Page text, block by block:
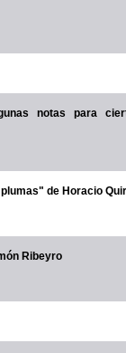
notas para
de Horacio
Ribeyro